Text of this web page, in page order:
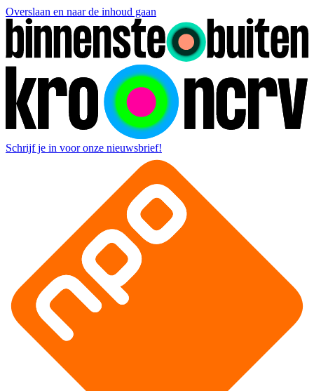
Overslaan en naar de inhoud gaan
Schrijf je in voor onze nieuwsbrief!